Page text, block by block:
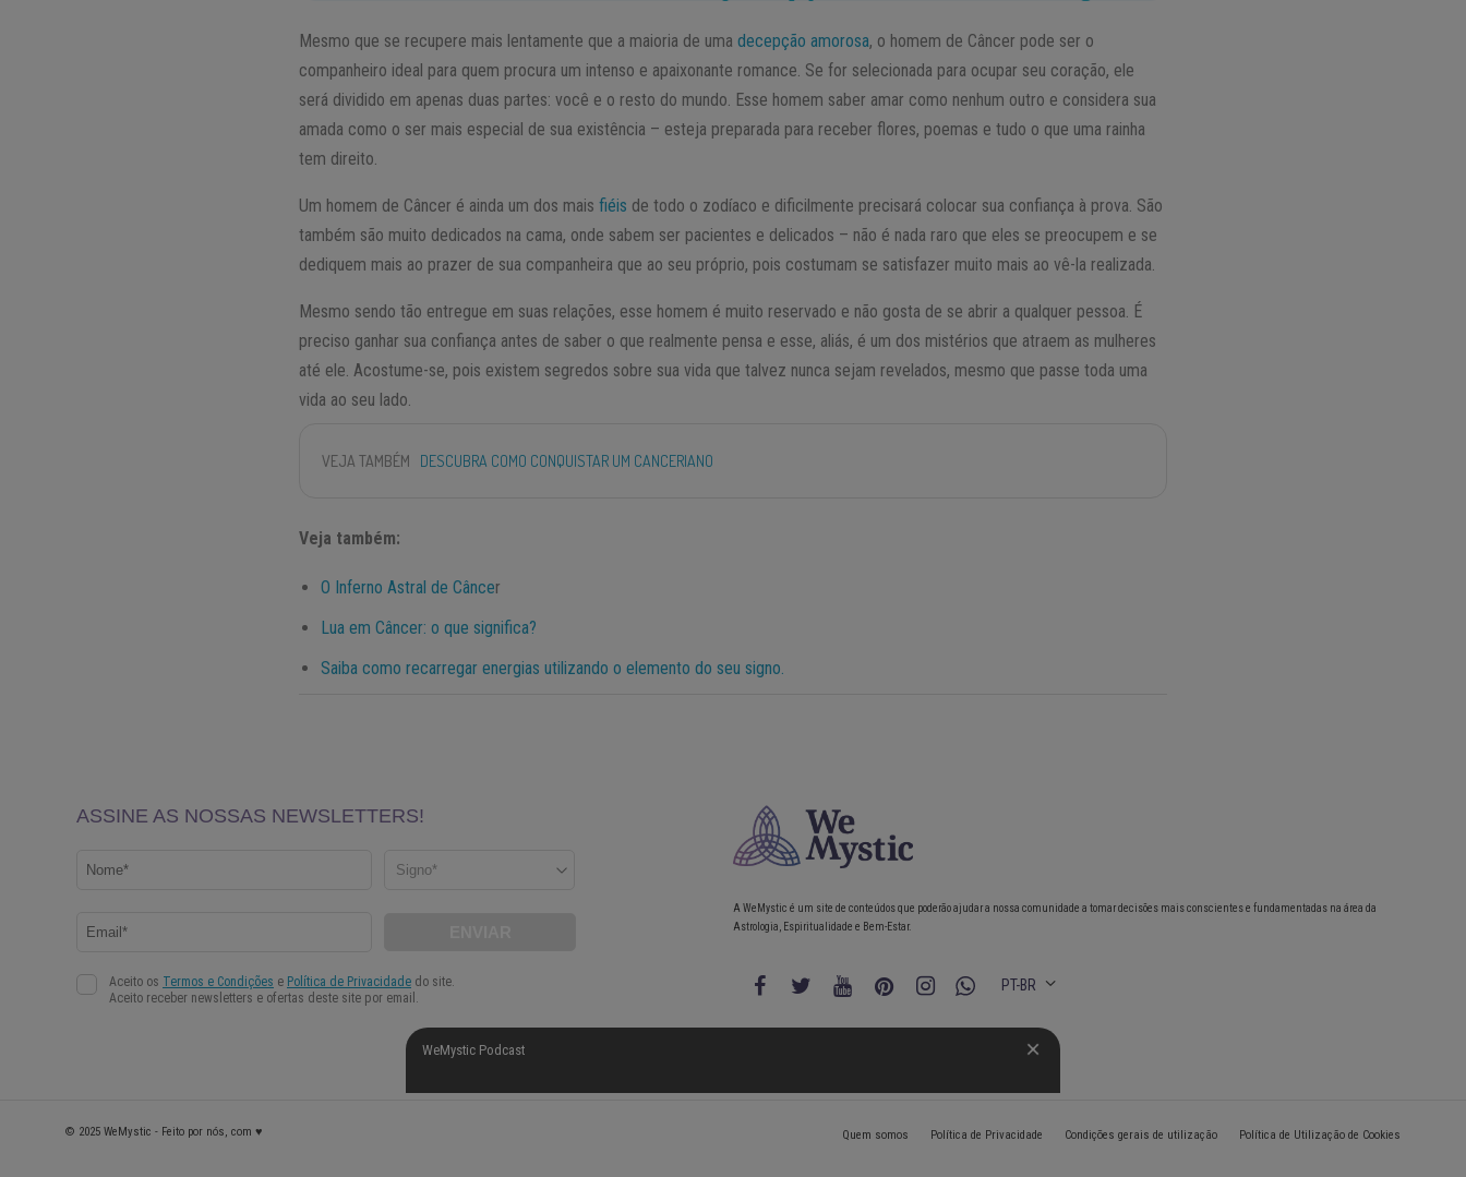
Mesmo que se recupere mais lentamente que a maioria de umadecepção amorosa, o homem de Câncer pode ser o
companheiro ideal para quem procura um intenso e apaixonante romance. Se for selecionada para ocupar seu coração, ele
será dividido em apenas duas partes: você e o resto do mundo. Esse homem saber amar como nenhum outro e considera sua
amada como o ser mais especial de sua existência – esteja preparada para receber flores, poemas e tudo o que uma rainha
tem direito.
Um homem de Câncer é ainda um dos maisfiéis de todo o zodíaco e dificilmente precisará colocar sua confiança à prova. São
também são muito dedicados na cama, onde sabem ser pacientes e delicados – não é nada raro que eles se preocupem e se
dediquem mais ao prazer de sua companheira que ao seu próprio, pois costumam se satisfazer muito mais ao vê-la realizada.
Mesmo sendo tão entregue em suas relações, esse homem é muito reservado e não gosta de se abrir a qualquer pessoa. É
preciso ganhar sua confiança antes de saber o que realmente pensa e esse, aliás, é um dos mistérios que atraem as mulheres
até ele. Acostume-se, pois existem segredos sobre sua vida que talvez nunca sejam revelados, mesmo que passe toda uma
vida ao seu lado.
VEJA TAMBÉM DESCUBRA COMO CONQUISTAR UM CANCERIANO
Veja também:
O Inferno Astral de Câncer
Lua em Câncer: o que significa?
Saiba como recarregar energias utilizando o elemento do seu signo.
A WeMystic é um site de conteúdos que poderão ajudar a nossa comunidade a tomar decisões mais conscientes e fundamentadas na área da
Astrologia, Espiritualidade e Bem-Estar.
PT-BR
WeMystic Podcast
Quem somos Política de Privacidade Condições gerais de utilização Política de Utilização de Cookies
© 2025 WeMystic - Feito por nós, com ♥